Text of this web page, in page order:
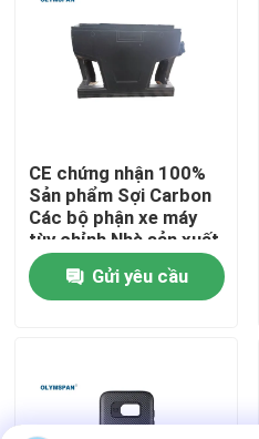
Về chúng tôi
Chuyến tham quan nhà máy
Liên hệ với chúng tôi
Tin tức
Nồi hấp AAC
CE chứng nhận 100%
Sản phẩm Sợi Carbon
Các bộ phận xe máy
tùy chỉnh Nhà sản xuất
ở Trung Quốc
Gửi yêu cầu